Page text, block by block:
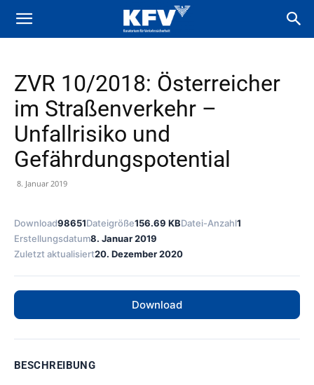
ZVR 10/2018: Österreicher
im Straßenverkehr –
Unfallrisiko und
Gefährdungspotential
8. Januar 2019
Download98651Dateigröße156.69 KBDatei-Anzahl1
Erstellungsdatum8. Januar 2019
Zuletzt aktualisiert20. Dezember 2020
Download
BESCHREIBUNG